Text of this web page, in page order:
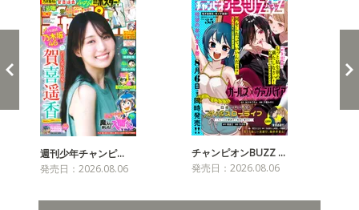
週刊少年チャンピ…
発売日：2026.08.06
チャンピオンBUZZ …
発売日：2026.08.06